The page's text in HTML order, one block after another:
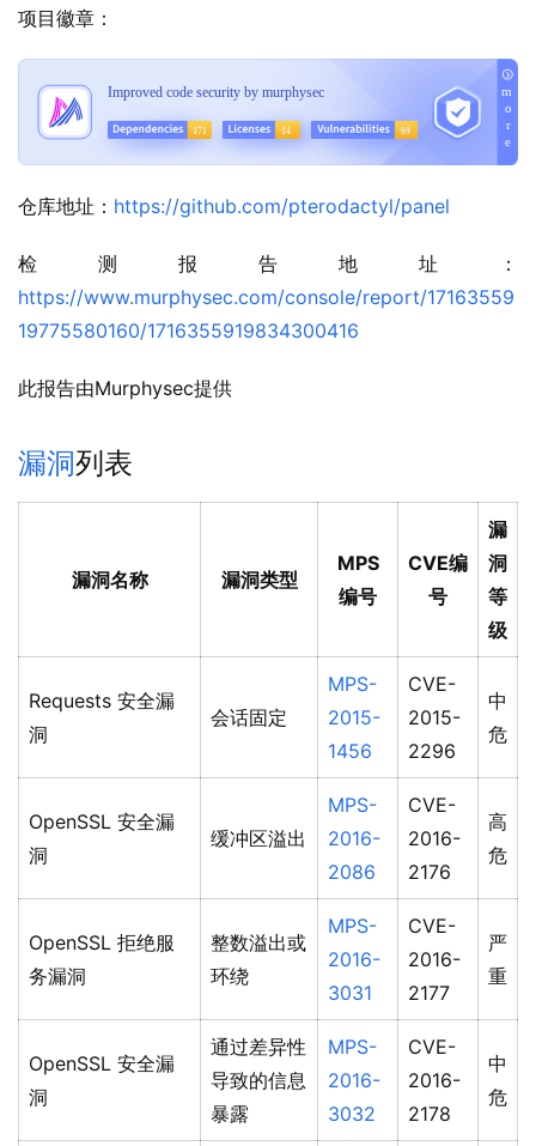
项目徽章：
仓库地址： https://github.com/pterodactyl/panel
检测报告地址：
https://www.murphysec.com/console/report/17163559
19775580160/1716355919834300416
此报告由Murphysec提供
漏洞列表
漏洞名称 漏洞类型
MPS
编号
CVE编
号
漏
洞
等
级
Requests 安全漏
洞
会话固定
MPS-
2015-
1456
CVE-
2015-
2296
中
危
OpenSSL 安全漏
洞
缓冲区溢出
MPS-
2016-
2086
CVE-
2016-
2176
高
危
OpenSSL 拒绝服
务漏洞
整数溢出或
环绕
MPS-
2016-
3031
CVE-
2016-
2177
严
重
OpenSSL 安全漏
洞
通过差异性
导致的信息
暴露
MPS-
2016-
3032
CVE-
2016-
2178
中
危